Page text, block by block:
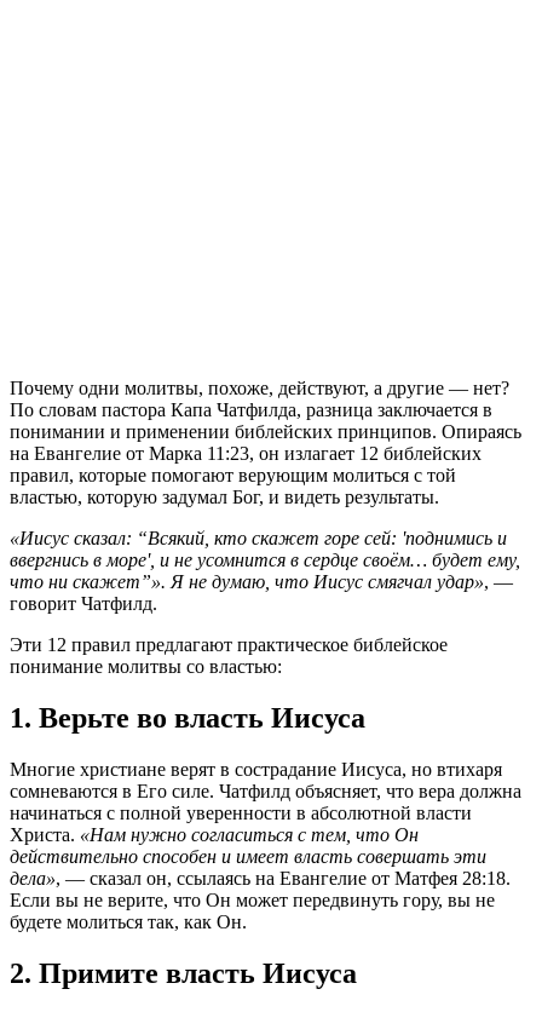
Почему одни молитвы, похоже, действуют, а другие — нет?
По словам пастора Капа Чатфилда, разница заключается в
понимании и применении библейских принципов. Опираясь
на Евангелие от Марка 11:23, он излагает 12 библейских
правил, которые помогают верующим молиться с той
властью, которую задумал Бог, и видеть результаты.
«Иисус сказал: “Всякий, кто скажет горе сей: 'поднимись и
ввергнись в море', и не усомнится в сердце своём… будет ему,
что ни скажет”». Я не думаю, что Иисус смягчал удар», —
говорит Чатфилд.
Эти 12 правил предлагают практическое библейское
понимание молитвы со властью:
1. Верьте во власть Иисуса
Многие христиане верят в сострадание Иисуса, но втихаря
сомневаются в Его силе. Чатфилд объясняет, что вера должна
начинаться с полной уверенности в абсолютной власти
Христа. «Нам нужно согласиться с тем, что Он
действительно способен и имеет власть совершать эти
дела», — сказал он, ссылаясь на Евангелие от Матфея 28:18.
Если вы не верите, что Он может передвинуть гору, вы не
будете молиться так, как Он.
2. Примите власть Иисуса